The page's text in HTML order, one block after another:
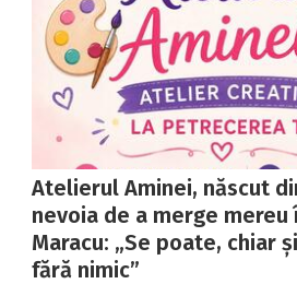
Atelierul Aminei, născut
nevoia de a merge mereu
Maracu: „Se poate, chiar
fără nimic”